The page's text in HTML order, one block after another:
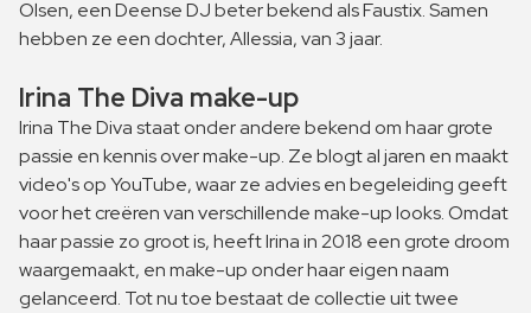
Olsen, een Deense DJ beter bekend als Faustix. Samen
hebben ze een dochter, Allessia, van 3 jaar.
Irina The Diva make-up
Irina The Diva staat onder andere bekend om haar grote
passie en kennis over make-up. Ze blogt al jaren en maakt
video's op YouTube, waar ze advies en begeleiding geeft
voor het creëren van verschillende make-up looks. Omdat
haar passie zo groot is, heeft Irina in 2018 een grote droom
waargemaakt, en make-up onder haar eigen naam
gelanceerd. Tot nu toe bestaat de collectie uit twee